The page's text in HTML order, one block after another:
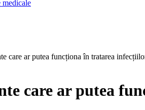
medicale
care ar putea funcționa în tratarea
care ar putea